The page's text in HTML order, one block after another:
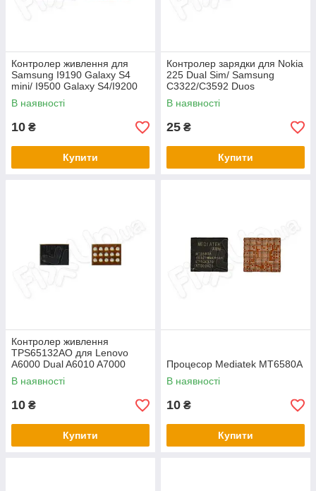
Контролер живлення для
Samsung I9190 Galaxy S4
mini/ I9500 Galaxy S4/I9200
Galaxy Mega 6.3 (PM8917)
В наявності
10 ₴
Купити
Контролер зарядки для Nokia
225 Dual Sim/ Samsung
C3322/C3592 Duos
(RF7196D)
В наявності
25 ₴
Купити
Контролер живлення
TPS65132AO для Lenovo
A6000 Dual A6010 A7000
Huawei Ascend P7 Sophia L10
Mate 8
В наявності
10 ₴
Купити
Процесор Mediatek MT6580A
В наявності
10 ₴
Купити